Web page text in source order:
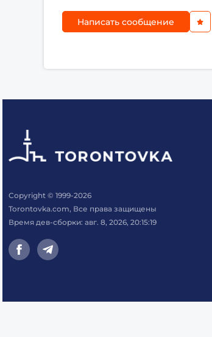
Написать сообщение
Copyright © 1999-2026
Torontovka.com, Все права защищены
Время дев-сборки: авг. 8, 2026, 20:15:19